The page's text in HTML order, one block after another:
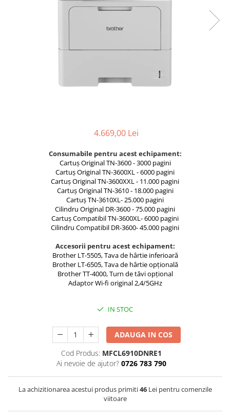
Notes Adeziv
Registre / Repertoare
Role Casă de Marcat
Role Hârtie Plotter
Creioane Mecanice / Mine
Linere
Penițe
4.669,00 Lei
Consumabile pentru acest echipament:
Cartuș Original TN-3600 - 3000 pagini
Cartuș Original TN-3600XL - 6000 pagini
Cartuș Original TN-3600XXL - 11.000 pagini
Cartuș Original TN-3610 - 18.000 pagini
Cartuș TN-3610XL- 25.000 pagini
Cilindru Original DR-3600 - 75.000 pagini
Cartuș Compatibil TN-3600XL- 6000 pagini
Cilindru Compatibil DR-3600- 45.000 pagini
Accesorii pentru acest echipament:
Brother LT-5505, Tava de hârtie inferioară
Brother LT-6505, Tava de hârtie opțională
Brother TT-4000, Turn de tăvi opțional
Adaptor Wi-fi original 2,4/5GHz
IN STOC
ADAUGA IN COS
Cod Produs: MFCL6910DNRE1
Ai nevoie de ajutor? 0726 783 790
La achizitionarea acestui produs primiti46Lei pentru comenzile
viitoare